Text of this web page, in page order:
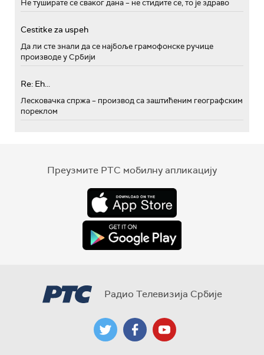
Не туширате се сваког дана – не стидите се, то је здраво
Cestitke za uspeh
Да ли сте знали да се најбоље грамофонске ручице
производе у Србији
Re: Eh...
Лесковачка спржа – производ са заштићеним географским
пореклом
Преузмите РТС мобилну апликацију
Радио Телевизија Србије